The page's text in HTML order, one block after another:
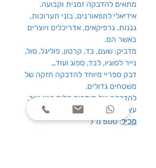
מתאים להדבקה זמנית וקבועה.
אידיאלי לתפאורנים, בוני תערוכות,
גננות, גרפיקאים, אדריכלים ויוצרים
באשר הם.
מדביק: שעם, בד, קרטון, פוליגל, סול,
נייר לסוגיו, לבד, ספוג ועוד…
דבק ספריי מיוחד להדבקה חזקה של
משטחים גדולים.
להדבקה של חומרים קלים כגון נייר,
עץ, בד, פלסטיק וכד’
מכיל: 500 מ”ל